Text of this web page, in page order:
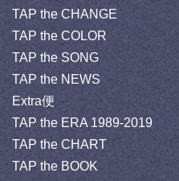
TAP the CHANGE
TAP the COLOR
TAP the SONG
TAP the NEWS
Extra便
TAP the ERA 1989-2019
TAP the CHART
TAP the BOOK